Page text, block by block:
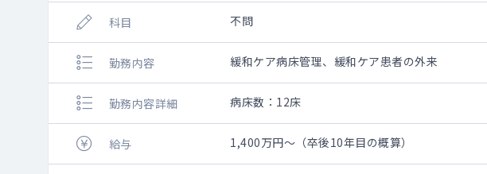
科目 不問
勤務内容 緩和ケア病床管理、緩和ケア患者の外来
勤務内容詳細 病床数：12床
給与 1,400万円～（卒後10年目の概算）